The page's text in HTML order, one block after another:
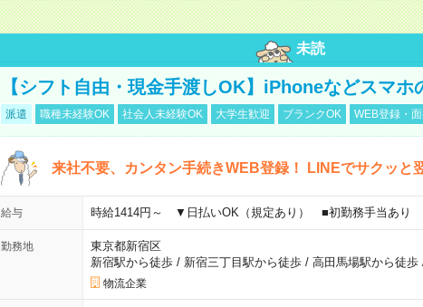
未読
【シフト自由・現金手渡しOK】iPhoneなどスマホ
派遣 職種未経験OK 社会人未経験OK 大学生歓迎 ブランクOK WEB登録・
来社不要、カンタン手続きWEB登録！ LINEでサクッと
給与 時給1414円～ ▼日払いOK（規定あり） ■初勤務手当あり
勤務地
東京都新宿区
新宿駅から徒歩/ 新宿三丁目駅から徒歩/ 高田馬場駅から徒歩
物流企業